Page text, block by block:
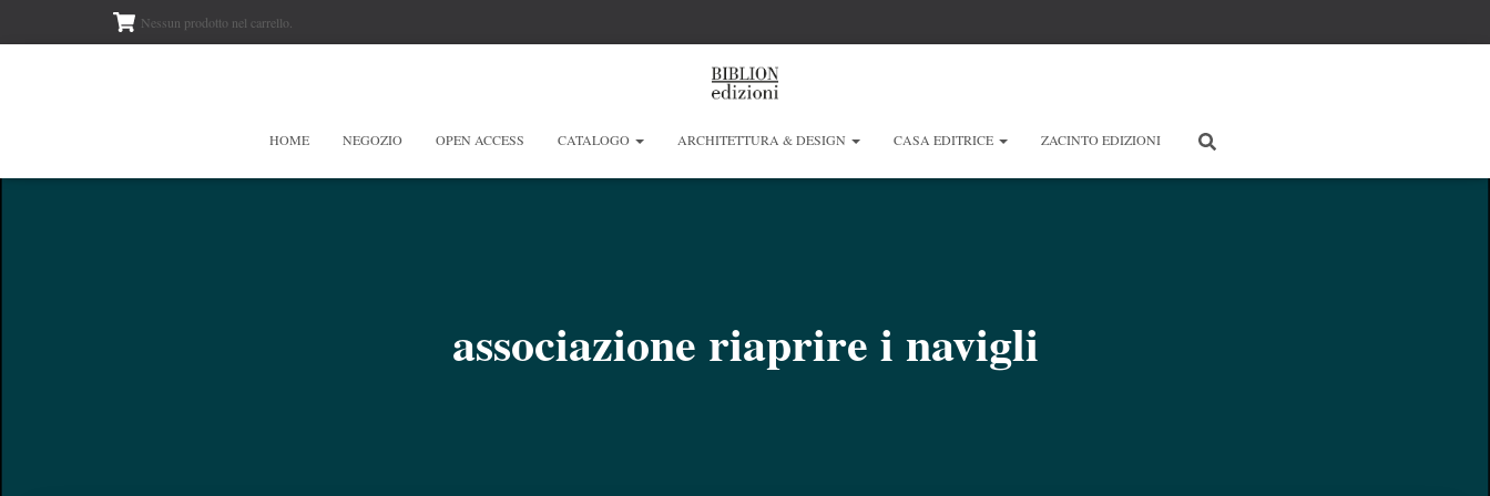
Nessun prodotto nel carrello.
HOME NEGOZIO OPEN ACCESS CATALOGO ARCHITETTURA & DESIGN CASA EDITRICE ZACINTO EDIZIONI
associazione riaprire i navigli